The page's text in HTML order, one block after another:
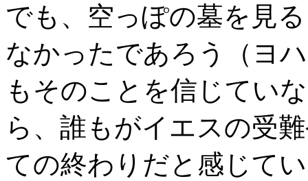
でも、空っぽの墓を見
なかったであろう（ヨ
もそのことを信じてい
ら、誰もがイエスの受
ての終わりだと感じて